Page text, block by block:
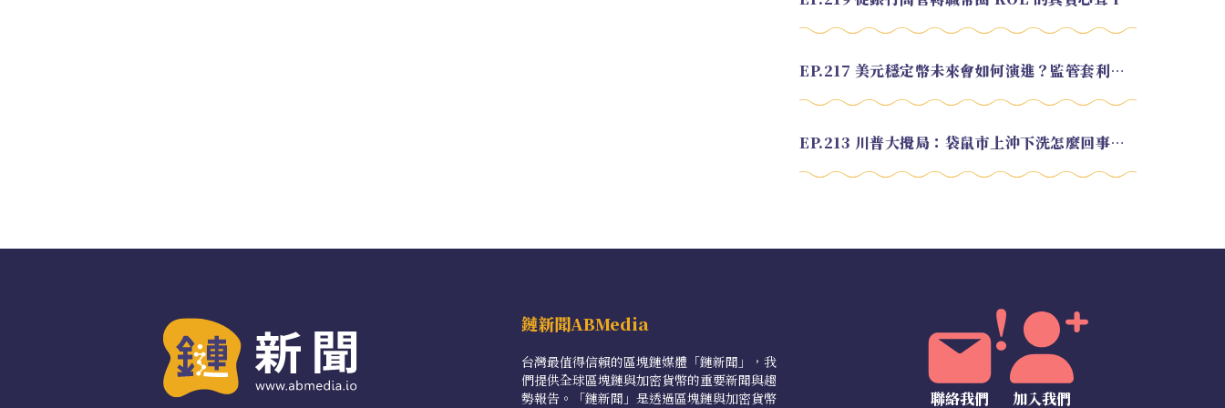
EP.217 美元穩定幣未來會如何演進？監管套利終將收斂？feat. 研究員 余哲安
EP.213 川普大攪局：袋鼠市上沖下洗怎麼回事？feat. Alvin
鏈新聞ABMedia
台灣最值得信賴的區塊鏈媒體「鏈新聞」，我
們提供全球區塊鏈與加密貨幣的重要新聞與趨
勢報告。「鏈新聞」是透過區塊鏈與加密貨幣
聯絡我們 加入我們